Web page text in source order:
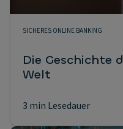
SICHERES ONLINE BANKING
Die Geschichte
Welt
3 min Lesedauer